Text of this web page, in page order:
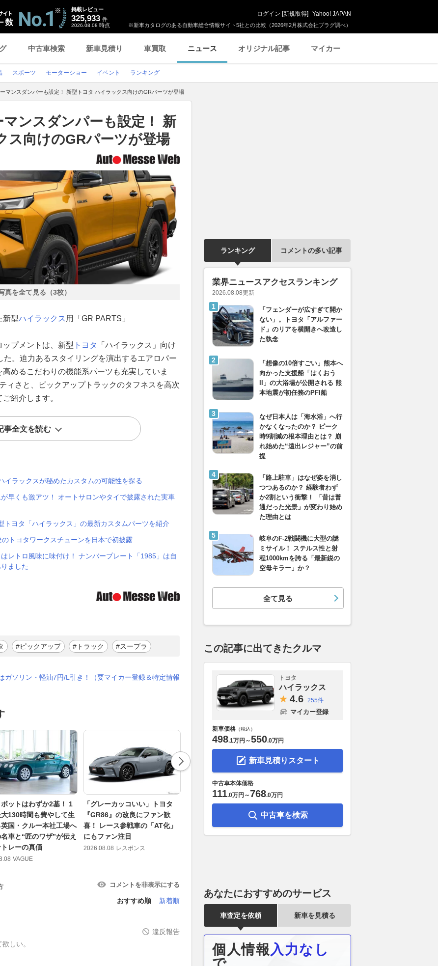
※新車カタログのある自動車総合情報サイト5社との比較（2026年2月株式会社プラグ調べ）
掲載レビュー
325,933 件
2026.08.08 時点
ログイン [新規取得] Yahoo! JAPAN
中古車検索 新車見積り 車買取 ニュース オリジナル記事 マイカー
スポーツ モーターショー イベント ランキング
マンスダンパーも設定！ 新型トヨタ ハイラックス向けのGRパーツが登場
ンスダンパーも設定！ 新
ス向けのGRパーツが登場
真を全て見る（3枚）
新型ハイラックス 用「GR PARTS」
ップメントは、新型 トヨタ
「ハイラックス」向け
。迫力あるスタイリングを演出するエアロパー
めるこだわりの機能系パーツも充実していま
ィさと、ピックアップトラックのタフネスを高次
紹介します。
事全文を読む
イラックスが秘めたカスタムの可能性を探る
早くも激アツ！ オートサロンやタイで披露された実車
トヨタ「ハイラックス」の最新カスタムパーツを紹介
トヨタワークスチューンを日本で初披露
レトロ風味に味付け！ ナンバープレート「1985」は自
ました
#ピックアップ #トラック #スープラ
ガソリン・軽油7円/L引き！（要マイカー登録＆特定情報
ットはわずか2基！ 1
130時間も費やして生
国・クルー本社工場へ
車と“匠のワザ”が伝え
レーの真価
VAGUE
「グレーカッコいい」トヨタ
『GR86』の改良にファン歓
喜！ レース参戦車の「AT化」
にもファン注目
2026.08.08 レスポンス
【MotoGP】イギリスGP初日6
番手のマルク・マルケス「ケガ
の影響で、得意だったところま
で遅くなっている」
運転が上手くなりたいならマニ
ュアル車……は大きな間違
い！ レーシングドライバーが
語る「基礎を学ぶオートマ車」
コメントを非表示にする
おすすめ順 新着順
違反報告
しい。
ランキング コメントの多い記事
業界ニュースアクセスランキング
2026.08.08更新
「フェンダーが広すぎて開か
ない」。トヨタ「アルファー
ド」のリアを横開きへ改造し
た執念
「想像の10倍すごい」熊本へ
向かった支援船「はくおう
II」の大浴場が公開される 熊
本地震が初任務のPFI船
なぜ日本人は「海水浴」へ行
かなくなったのか？ ピーク
時9割減の根本理由とは？ 崩
れ始めた“遠出レジャー”の前
提
「路上駐車」はなぜ姿を消し
つつあるのか？ 経験者わず
か2割という衝撃！ 「昔は普
通だった光景」が変わり始め
た理由とは
岐阜のF-2戦闘機に大型の謎
ミサイル！ ステルス性と射
程1000kmを誇る「最新鋭の
空母キラー」か？
全て見る
この記事に出てきたクルマ
トヨタ
ハイラックス
4.6 255件
マイカー登録
新車価格 （税込）
498.1万円 ～550.0万円
新車見積りスタート
中古車本体価格
111.0万円 ～768.0万円
中古車を検索
あなたにおすすめのサービス
車査定を依頼 新車を見積る
個人情報 入力なし